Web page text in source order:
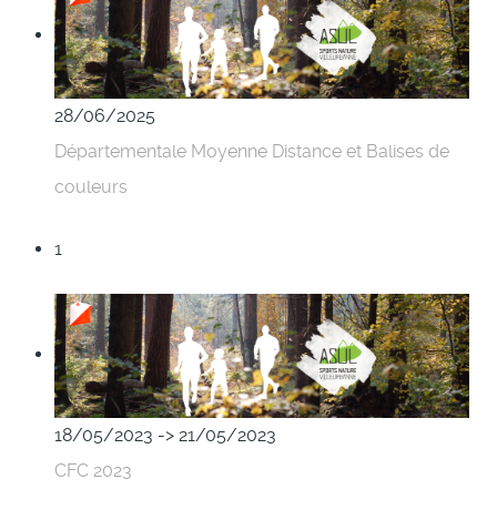
28/06/2025
Départementale Moyenne Distance et Balises de
couleurs
1
18/05/2023 -> 21/05/2023
CFC 2023